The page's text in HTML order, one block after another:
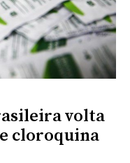
volta
cloroquina